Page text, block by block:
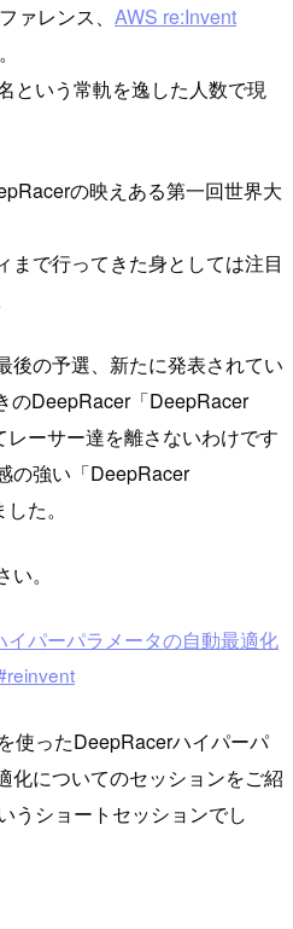
ァレンス、 AWS re:Invent
という常軌を逸した人数で現
の映えある第一回世界大
まで行ってきた身としては注目
後の予選、新たに発表されてい
のDeepRacer「DeepRacer
ーサー達を離さないわけです
の強い「DeepRacer
た。
。
イパーパラメータの自動最適化
使ったDeepRacerハイパーパ
化についてのセッションをご紹
うショートセッションでし